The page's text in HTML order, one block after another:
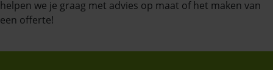
helpen we je graag met advies op maat of het maken van
een offerte!